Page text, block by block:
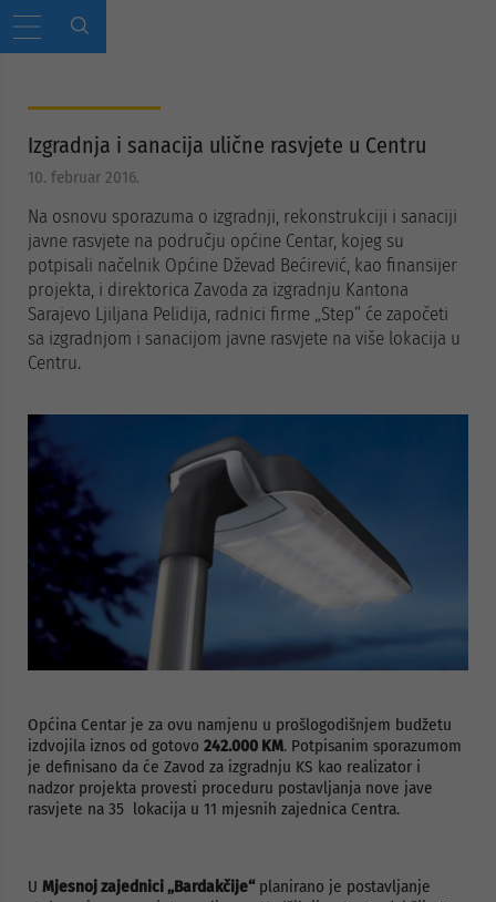
Izgradnja i sanacija ulične rasvjete u Centru
10. februar 2016.
Na osnovu sporazuma o izgradnji, rekonstrukciji i sanaciji
javne rasvjete na području općine Centar, kojeg su
potpisali načelnik Općine Dževad Bećirević, kao finansijer
projekta, i direktorica Zavoda za izgradnju Kantona
Sarajevo Ljiljana Pelidija, radnici firme „Step“ će započeti
sa izgradnjom i sanacijom javne rasvjete na više lokacija u
Centru.
Općina Centar je za ovu namjenu u prošlogodišnjem budžetu
izdvojila iznos od gotovo 242.000 KM. Potpisanim sporazumom
je definisano da će Zavod za izgradnju KS kao realizator i
nadzor projekta provesti proceduru postavljanja nove jave
rasvjete na 35 lokacija u 11 mjesnih zajednica Centra.
U Mjesnoj zajednici „Bardakčije“ planirano je postavljanje